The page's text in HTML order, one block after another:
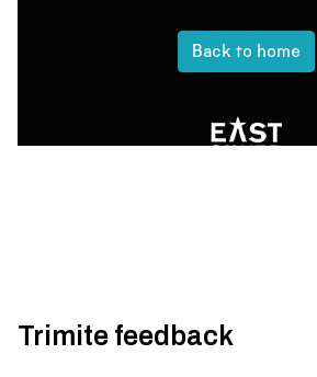
Trimite feedback